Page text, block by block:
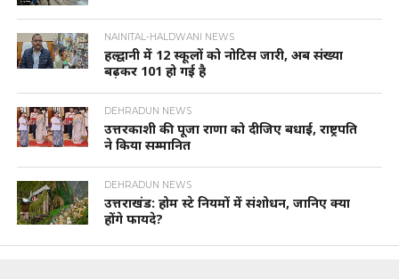
NAINITAL-HALDWANI NEWS
हल्द्वानी में 12 स्कूलों को नोटिस जारी, अब संख्या
बढ़कर 101 हो गई है
DEHRADUN NEWS
उत्तरकाशी की पूजा राणा को दीजिए बधाई, राष्ट्रपति
ने किया सम्मानित
DEHRADUN NEWS
उत्तराखंड: होम स्टे नियमों में संशोधन, जानिए क्या
होंगे फायदे?